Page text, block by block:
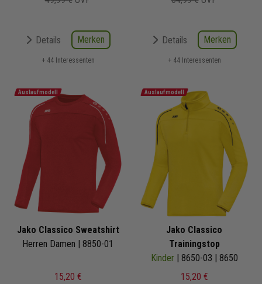
Details Merken
+ 44 Interessenten
Details Merken
+ 44 Interessenten
Auslaufmodell
Jako Classico Sweatshirt
Herren Damen | 8850-01
15,20 €
Auslaufmodell
Jako Classico
Trainingstop
Kinder | 8650-03 | 8650
15,20 €